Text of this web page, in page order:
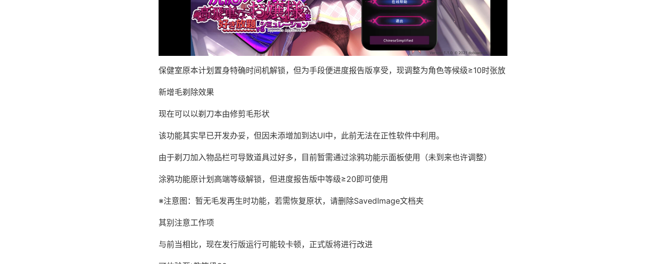
保健室原本计划置身特确时间机解锁，但为手段便进度报告版享受，现调整为角色等候级≥10时张放
新增毛剃除效果
现在可以以剃刀本由修剪毛形状
该功能其实早已开发办妥，但因未添增加到达UI中，此前无法在正性软件中利用。
由于剃刀加入物品栏可导致道具过好多，目前暂需通过涂鸦功能示面板使用（未到来也许调整）
涂鸦功能原计划高端等级解锁，但进度报告版中等级≥20即可使用
※注意图 ：暂无毛发再生时功能，若需恢复原状，请删除SavedImage文档夹
其别注意工作项
与前当相比，现在发行版运行可能较卡顿，正式版将进行改进